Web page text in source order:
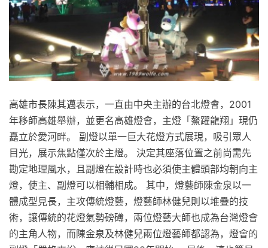
高雄市長陳其邁表示，一直由中央主辦的台北燈會，2001
年移師高雄舉辦，並更名高雄燈會，主燈「鰲躍龍翔」現仍
矗立於愛河畔。 副燈以單一巨大花燈方式展現，吸引眾人
目光，展示焦點僅次於主燈。 決定其座落位置之前尚需先
勘定地理風水，且副燈在設計時也必須使主體頭部均朝向主
燈，使主、副燈可以相輔相成。 其中，燈藝師陳金泉以一
體成型見長，主攻傳統燈藝，燈藝師林健兒則以堆疊的技
術，讓傳統的花燈氣勢磅礡，兩位燈藝大師也成為台灣燈會
的主角人物，而陳金泉及林健兒兩位燈藝師都認為，燈會的